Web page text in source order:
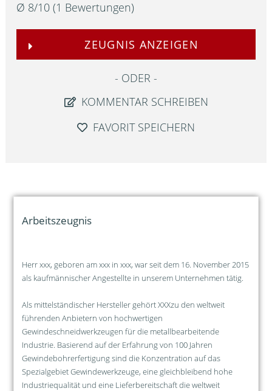
Ø 8/10 (1 Bewertungen)
ZEUGNIS ANZEIGEN
ODER
KOMMENTAR SCHREIBEN
FAVORIT SPEICHERN
Arbeitszeugnis
Herr xxx, geboren am xxx in xxx, war seit dem 16. November 2015
als kaufmännischer Angestellte in unserem Unternehmen tätig.
Als mittelständischer Hersteller gehört XXXzu den weltweit
führenden Anbietern von hochwertigen
Gewindeschneidwerkzeugen für die metallbearbeitende
Industrie. Basierend auf der Erfahrung von 100 Jahren
Gewindebohrerfertigung sind die Konzentration auf das
Spezialgebiet Gewindewerkzeuge, eine gleichbleibend hohe
Industriequalität und eine Lieferbereitschaft die weltweit